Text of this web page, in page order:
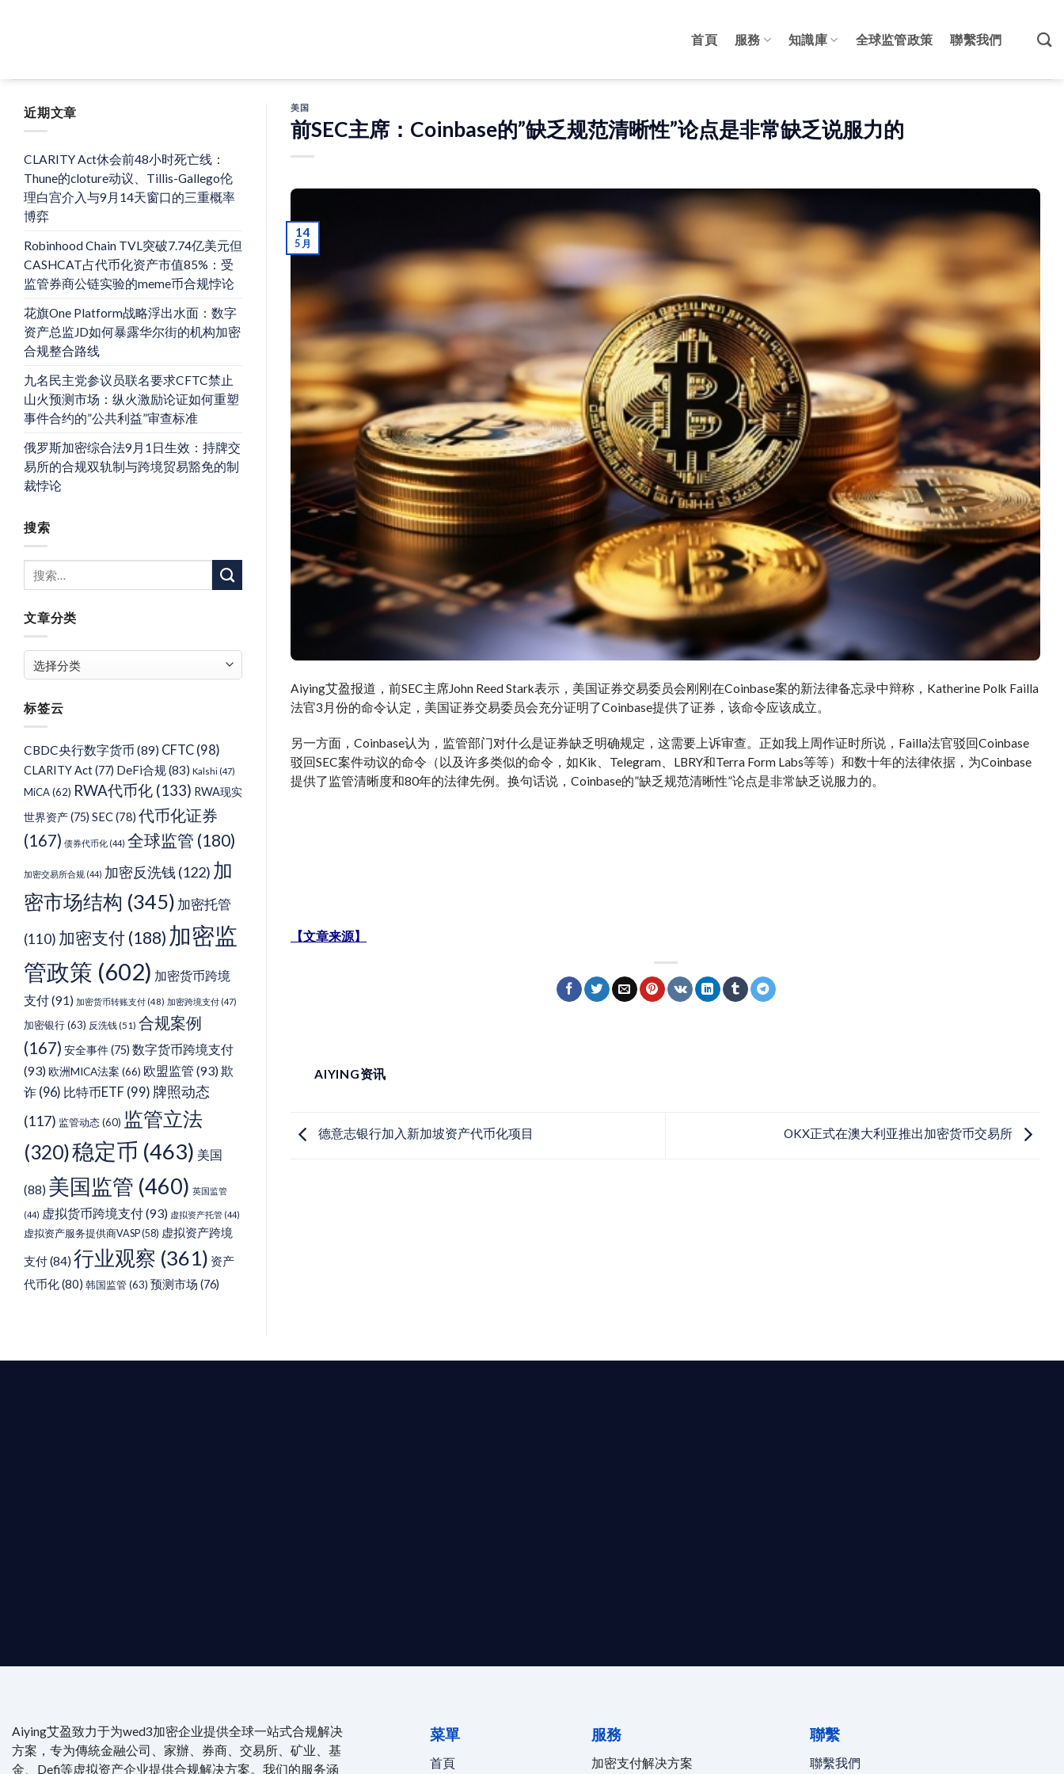
首頁 服務 知識庫 全球监管政策 聯繫我們
近期文章
CLARITY Act休会前48小时死亡线：
Thune的cloture动议、Tillis-Gallego伦
理白宫介入与9月14天窗口的三重概率
博弈
Robinhood Chain TVL突破7.74亿美元但
CASHCAT占代币化资产市值85%：受
监管券商公链实验的meme币合规悖论
花旗One Platform战略浮出水面：数字
资产总监JD如何暴露华尔街的机构加密
合规整合路线
九名民主党参议员联名要求CFTC禁止
山火预测市场：纵火激励论证如何重塑
事件合约的”公共利益”审查标准
俄罗斯加密综合法9月1日生效：持牌交
易所的合规双轨制与跨境贸易豁免的制
裁悖论
搜索
文章分类
章
类
标签云
CBDC央行数字货币 (89) CFTC (98)
CLARITY Act(77) DeFi合规(83) Kalshi (47)
MiCA(62) RWA代币化 (133) RWA现实
世界资产(75) SEC(78) 代币化证券
(167) 债券代币化 (44) 全球监管 (180)
加密交易所合规 (44) 加密反洗钱 (122) 加
密市场结构 (345) 加密托管
(110) 加密支付 (188) 加密监
管政策 (602) 加密货币跨境
支付(91) 加密货币转账支付 (48) 加密跨境支付 (47)
加密银行(63) 反洗钱(51) 合规案例
(167) 安全事件(75) 数字货币跨境支付
(93)欧洲MICA法案 (66) 欧盟监管 (93)欺
诈 (96) 比特币ETF (99) 牌照动态
(117) 监管动态(60) 监管立法
(320)稳定币 (463) 美国
(88) 美国监管 (460) 英国监管
(44) 虚拟货币跨境支付(93) 虚拟资产托管 (44)
虚拟资产服务提供商VASP(58) 虚拟资产跨境
支付(84) 行业观察 (361) 资产
代币化(80) 韩国监管(63) 预测市场 (76)
美国
前SEC主席：Coinbase的”缺乏规范清晰性”论点是非常缺乏说服力的
14
5 月
Aiying艾盈报道，前SEC主席John Reed Stark表示，美国证券交易委员会刚刚在Coinbase案的新法律备忘录中辩称，Katherine Polk Failla
法官3月份的命令认定，美国证券交易委员会充分证明了Coinbase提供了证券，该命令应该成立。
另一方面，Coinbase认为，监管部门对什么是证券缺乏明确规定，这需要上诉审查。正如我上周作证时所说，Failla法官驳回Coinbase
驳回SEC案件动议的命令（以及许多类似的命令，如Kik、Telegram、LBRY和Terra Form Labs等等）和数十年的法律依据，为Coinbase
提供了监管清晰度和80年的法律先例。换句话说，Coinbase的”缺乏规范清晰性”论点是非常缺乏说服力的。
【文章来源】
AIYING资讯
德意志银行加入新加坡资产代币化项目 OKX正式在澳大利亚推出加密货币交易所
Aiying艾盈致力于为wed3加密企业提供全球一站式合规解决
方案，专为傳統金融公司、家辦、券商、交易所、矿业、基
金、Defi等虚拟资产企业提供合规解决方案。我们的服务涵
菜單
首頁
服務
加密支付解决方案
聯繫
聯繫我們